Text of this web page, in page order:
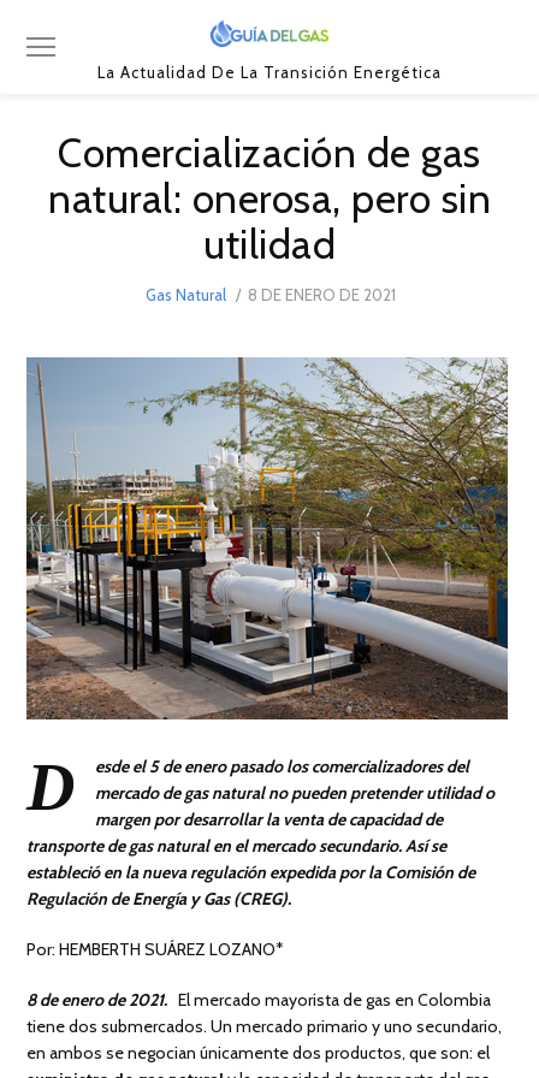
La Actualidad De La Transición Energética
Comercialización de gas
natural: onerosa, pero sin
utilidad
Gas Natural
POSTED
8 DE ENERO DE 2021
DE
2021
D
esde el 5 de enero pasado los comercializadores del
mercado de gas natural no pueden pretender utilidad o
margen por desarrollar la venta de capacidad de
transporte de gas natural en el mercado secundario. Así se
estableció en la nueva regulación expedida por la Comisión de
Regulación de Energía y Gas (CREG).
Por: HEMBERTH SUÁREZ LOZANO*
8 de enero de 2021. El mercado mayorista de gas en Colombia
tiene dos submercados. Un mercado primario y uno secundario,
en ambos se negocian únicamente dos productos, que son: el